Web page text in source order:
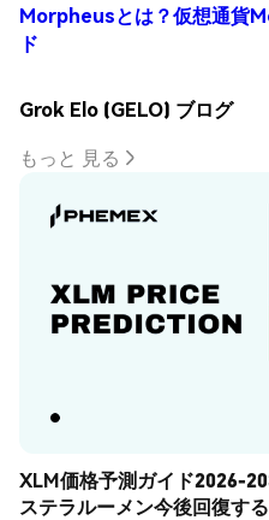
Morpheusとは？仮想通貨
ド
Grok Elo (GELO) ブログ
もっと 見る
XLM価格予測ガイド2026-
ステラルーメン今後回復す